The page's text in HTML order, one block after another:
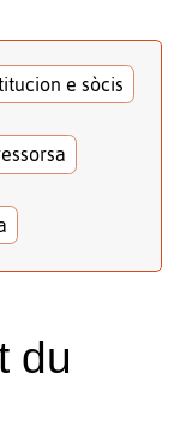
e sòcis
du